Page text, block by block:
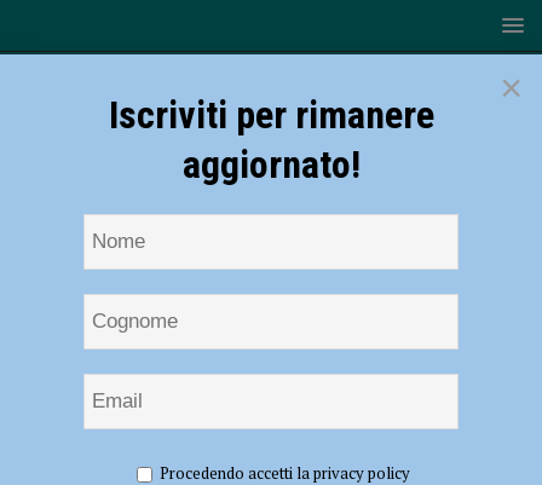
CRER FIGC, respinto il ricorso dell’ex Presidente Regionale
×
Iscriviti per rimanere
aggiornato!
Procedendo accetti la privacy policy